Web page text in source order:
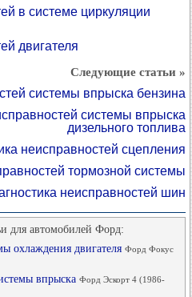
в системе циркуляции
двигателя
Следующие статьи »
системы впрыска бензина
системы впрыска
дизельного топлива
неисправностей сцепления
тормозной системы
неисправностей шин
для автомобилей Форд:
охлаждения двигателя Форд Фокус
впрыска Форд Эскорт 4 (1986-